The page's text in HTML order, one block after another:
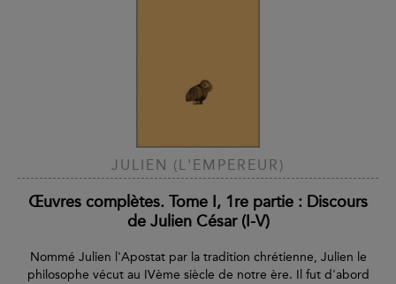
mettre la traduction en regard du texte.
l'œuvre. Les notices étudient les questions de date, de
composition, de sources, des différentes parties de l'œuvre. Les
fournissent certaines explications historiques. Plusieurs volumes
récents comportent même un commentaire plus ou moins
Présentés dans un format élégant et maniable (12,5 x 19 cm),
JULIEN (L'EMPEREUR)
Œuvres complètes. Tome I, 1re partie : Discours
de Julien César (I-V)
Nommé Julien l'Apostat par la tradition chrétienne, Julien le
philosophe vécut au IVème siècle de notre ère. Il fut d'abord